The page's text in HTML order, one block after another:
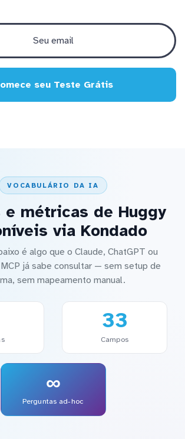
seu Teste Grátis
VOCABULÁRIO DA IA
e métricas de Huggy
via Kondado
é algo que o Claude, ChatGPT ou
já sabe consultar — sem setup de
sem mapeamento manual.
33
Campos
∞
Perguntas ad-hoc